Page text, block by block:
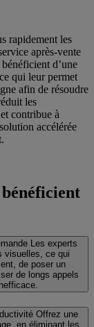
rapidement les
après-vente
d’une
qui leur permet
afin de résoudre
les
contribue à
accélérée
Les experts
visuelles, ce qui
de poser un
de longs appels
Offrez une
en éliminant les